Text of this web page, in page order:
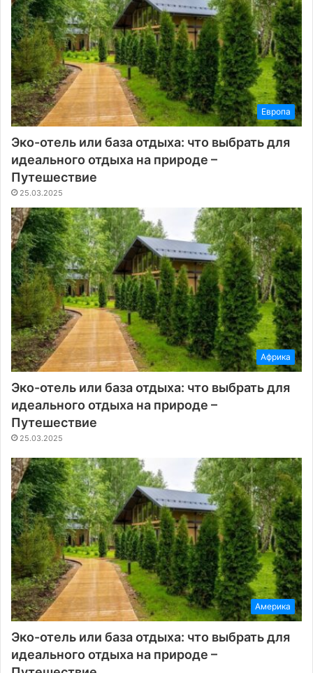
Европа
Эко-отель или база отдыха: что выбрать для
идеального отдыха на природе –
Путешествие
25.03.2025
Африка
Эко-отель или база отдыха: что выбрать для
идеального отдыха на природе –
Путешествие
25.03.2025
Америка
Эко-отель или база отдыха: что выбрать для
идеального отдыха на природе –